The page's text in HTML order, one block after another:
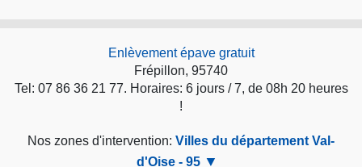
Enlèvement épave gratuit
Frépillon, 95740
Tel: 07 86 36 21 77. Horaires: 6 jours / 7, de 08h 20 heures
!
Nos zones d'intervention: Villes du département Val-
d'Oise - 95